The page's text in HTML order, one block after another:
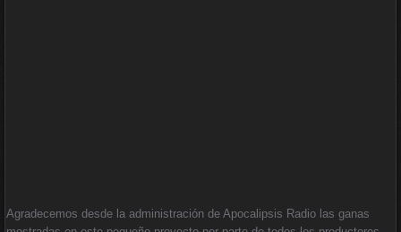
Agradecemos desde la administración de Apocalipsis Radio las ganas